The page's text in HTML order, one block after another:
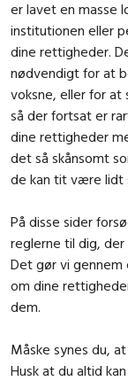
er lavet en masse
institutionen eller
dine rettigheder.
nødvendigt for at
voksne, eller for at
så der fortsat er
dine rettigheder
det så skånsomt
de kan tit være lidt
På disse sider
reglerne til dig,
Det gør vi gennem
om dine
dem.
Måske synes du,
Husk at du altid